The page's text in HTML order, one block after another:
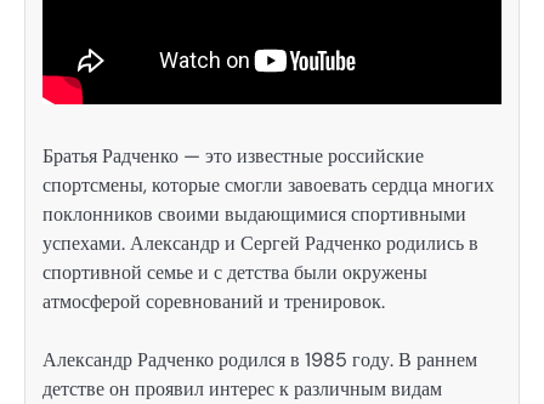
Братья Радченко — это известные российские
спортсмены, которые смогли завоевать сердца многих
поклонников своими выдающимися спортивными
успехами. Александр и Сергей Радченко родились в
спортивной семье и с детства были окружены
атмосферой соревнований и тренировок.
Александр Радченко родился в 1985 году. В раннем
детстве он проявил интерес к различным видам